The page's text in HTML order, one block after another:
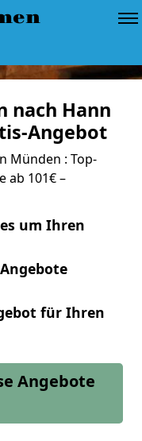
nach Hann
Angebot
Münden : Top-
ab 101€ –
um Ihren
für Ihren
Angebote